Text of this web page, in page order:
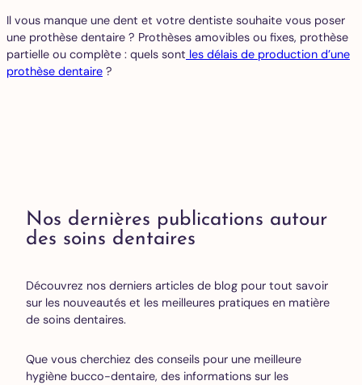
Il vous manque une dent et votre dentiste souhaite vous poser
une prothèse dentaire ? Prothèses amovibles ou fixes, prothèse
partielle ou complète : quels sont les délais de production d’une
prothèse dentaire ?
Nos dernières publications autour
des soins dentaires
Découvrez nos derniers articles de blog pour tout savoir
sur les nouveautés et les meilleures pratiques en matière
de soins dentaires.
Que vous cherchiez des conseils pour une meilleure
hygiène bucco-dentaire, des informations sur les